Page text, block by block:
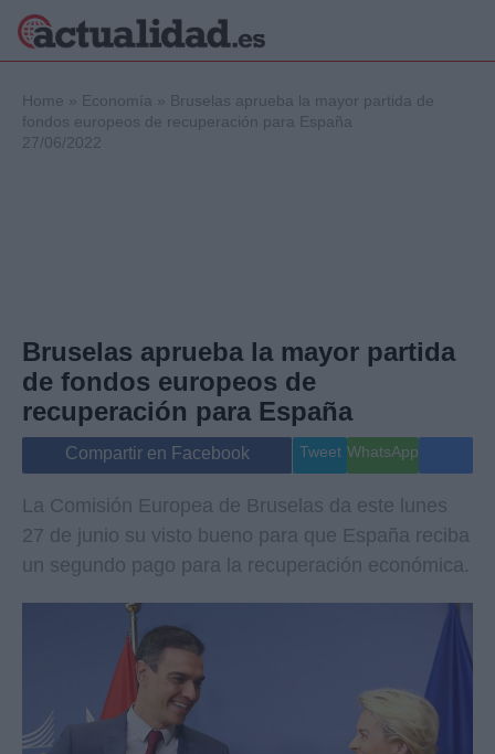
Internacional
Viajes
Gente
Musica
Home » Economía » Bruselas aprueba la mayor partida de
fondos europeos de recuperación para España
27/06/2022
Bruselas aprueba la mayor partida
de fondos europeos de
recuperación para España
Compartir en Facebook Tweet WhatsApp
La Comisión Europea de Bruselas da este lunes
27 de junio su visto bueno para que España reciba
un segundo pago para la recuperación económica.